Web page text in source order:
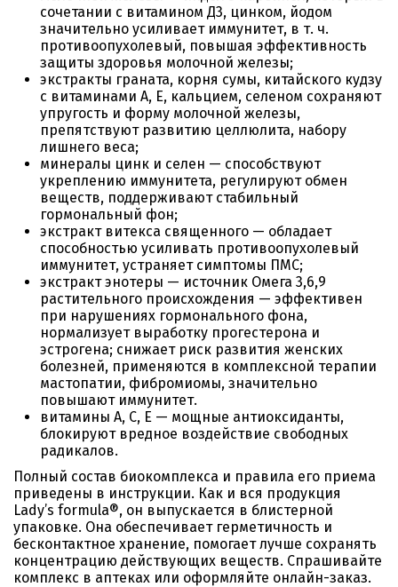
сочетании с витамином Д3, цинком, йодом
значительно усиливает иммунитет, в т. ч.
противоопухолевый, повышая эффективность
защиты здоровья молочной железы;
экстракты граната, корня сумы, китайского кудзу
с витаминами А, Е, кальцием, селеном сохраняют
упругость и форму молочной железы,
препятствуют развитию целлюлита, набору
лишнего веса;
минералы цинк и селен — способствуют
укреплению иммунитета, регулируют обмен
веществ, поддерживают стабильный
гормональный фон;
экстракт витекса священного — обладает
способностью усиливать противоопухолевый
иммунитет, устраняет симптомы ПМС;
экстракт энотеры — источник Омега 3,6,9
растительного происхождения — эффективен
при нарушениях гормонального фона,
нормализует выработку прогестерона и
эстрогена; снижает риск развития женских
болезней, применяются в комплексной терапии
мастопатии, фибромиомы, значительно
повышают иммунитет.
витамины А, С, Е — мощные антиоксиданты,
блокируют вредное воздействие свободных
радикалов.
Полный состав биокомплекса и правила его приема
приведены в инструкции. Как и вся продукция
Lady’s formula®, он выпускается в блистерной
упаковке. Она обеспечивает герметичность и
бесконтактное хранение, помогает лучше сохранять
концентрацию действующих веществ. Спрашивайте
комплекс в аптеках или оформляйте онлайн-заказ.